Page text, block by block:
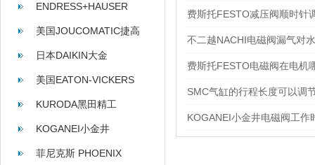
ENDRESS+HAUSER
美国JOUCOMATIC捷高
日本DAIKIN大金
美国EATON-VICKERS
KURODA黑田精工
KOGANEI小金井
菲尼克斯 PHOENIX
费斯托FESTO减压阀顺时针
不二越NACHI电磁阀漏气对
费斯托FESTO电磁阀在电机
SMC气缸的行程长度可以调
KOGANEI小金井电磁阀工作